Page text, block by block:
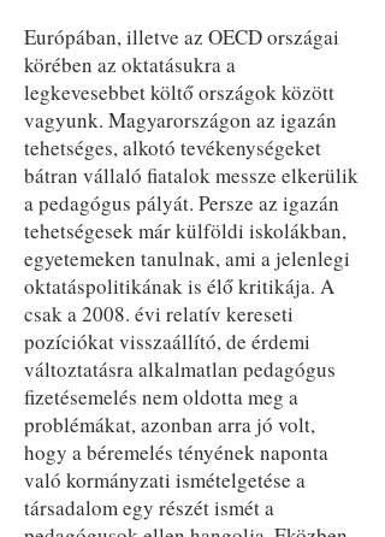
Európában, illetve az OECD országai
körében az oktatásukra a
legkevesebbet költő országok között
vagyunk. Magyarországon az igazán
tehetséges, alkotó tevékenységeket
bátran vállaló fiatalok messze elkerülik
a pedagógus pályát. Persze az igazán
tehetségesek már külföldi iskolákban,
egyetemeken tanulnak, ami a jelenlegi
oktatáspolitikának is élő kritikája. A
csak a 2008. évi relatív kereseti
pozíciókat visszaállító, de érdemi
változtatásra alkalmatlan pedagógus
fizetésemelés nem oldotta meg a
problémákat, azonban arra jó volt,
hogy a béremelés tényének naponta
való kormányzati ismételgetése a
társadalom egy részét ismét a